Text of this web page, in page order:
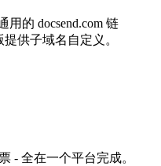
用的 docsend.com 链
提供子域名自定义。
- 全在一个平台完成。